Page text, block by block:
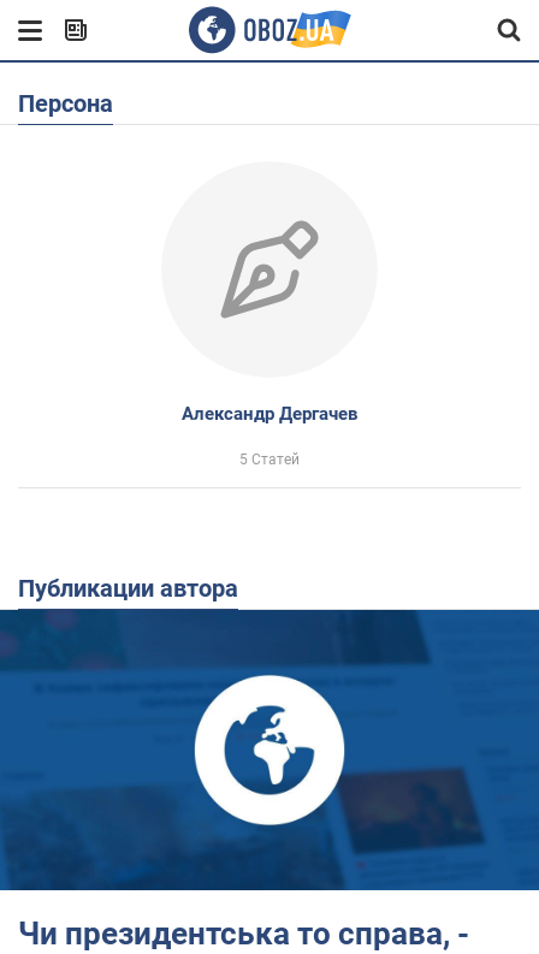
Персона
Александр Дергачев
5 Статей
Публикации автора
Чи президентська то справа, -